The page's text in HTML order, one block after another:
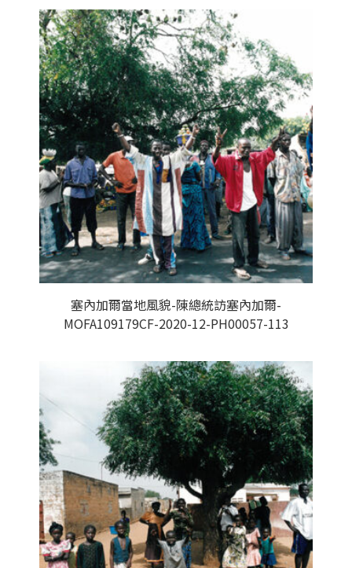
塞內加爾當地風貌-陳總統訪塞內加爾-
MOFA109179CF-2020-12-PH00057-113